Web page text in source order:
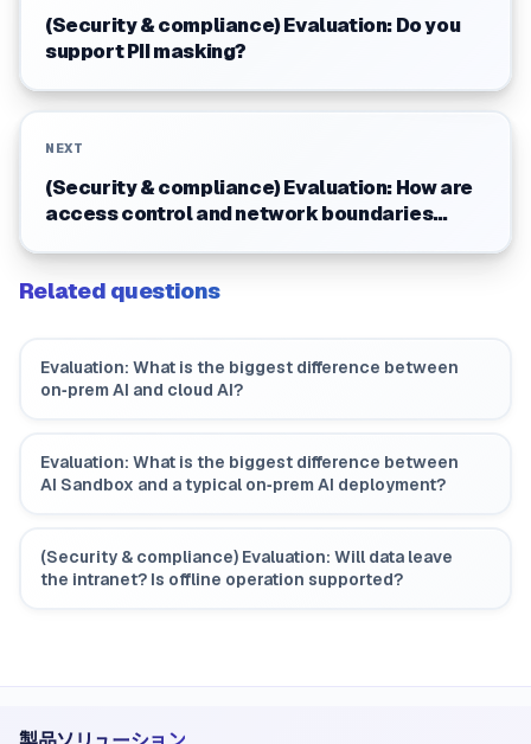
(Security & compliance) Evaluation: Do you
support PII masking?
NEXT
(Security & compliance) Evaluation: How are
access control and network boundaries
Related questions
Evaluation: What is the biggest difference between
on‑prem AI and cloud AI?
Evaluation: What is the biggest difference between
AI Sandbox and a typical on‑prem AI deployment?
(Security & compliance) Evaluation: Will data leave
the intranet? Is offline operation supported?